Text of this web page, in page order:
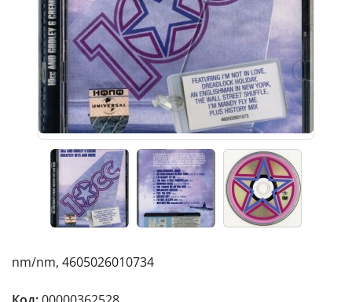
nm/nm, 4605026010734